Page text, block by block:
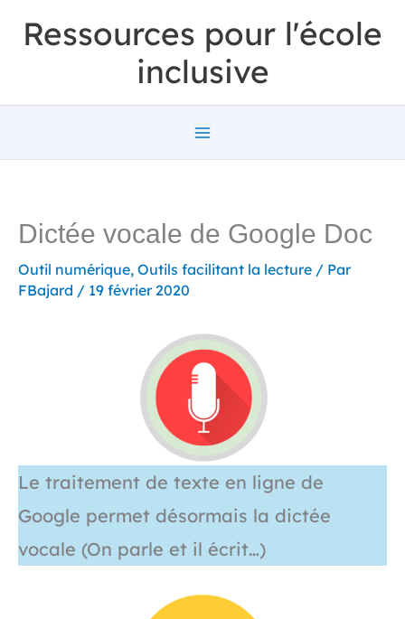
Ressources pour l'école
inclusive
Dictée vocale de Google Doc
Outil numérique, Outils facilitant la lecture / Par
FBajard / 19 février 2020
Le traitement de texte en ligne de
Google permet désormais la dictée
vocale (On parle et il écrit…)